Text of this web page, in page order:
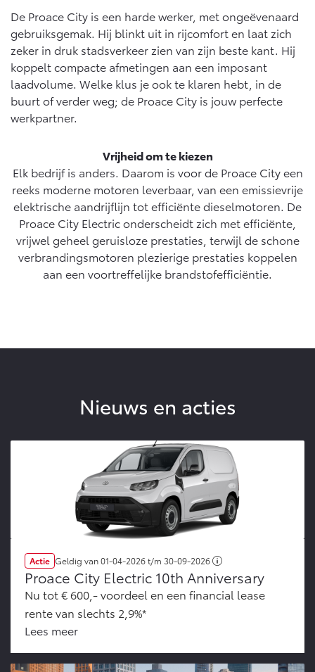
De Proace City is een harde werker, met ongeëvenaard
gebruiksgemak. Hij blinkt uit in rijcomfort en laat zich
zeker in druk stadsverkeer zien van zijn beste kant. Hij
koppelt compacte afmetingen aan een imposant
laadvolume. Welke klus je ook te klaren hebt, in de
buurt of verder weg; de Proace City is jouw perfecte
werkpartner.
Vrijheid om te kiezen
Elk bedrijf is anders. Daarom is voor de Proace City een
reeks moderne motoren leverbaar, van een emissievrije
elektrische aandrijflijn tot efficiënte dieselmotoren. De
Proace City Electric onderscheidt zich met efficiënte,
vrijwel geheel geruisloze prestaties, terwijl de schone
verbrandingsmotoren plezierige prestaties koppelen
aan een voortreffelijke brandstofefficiëntie.
Nieuws en acties
Actie Geldig van01-04-2026t/m 30-09-2026
Proace City Electric 10th Anniversary
Nu tot € 600,- voordeel en een financial lease
rente van slechts 2,9%*
Lees meer